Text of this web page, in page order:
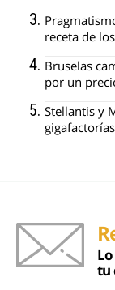
receta de
Bruselas
por un
Stellantis y
tu